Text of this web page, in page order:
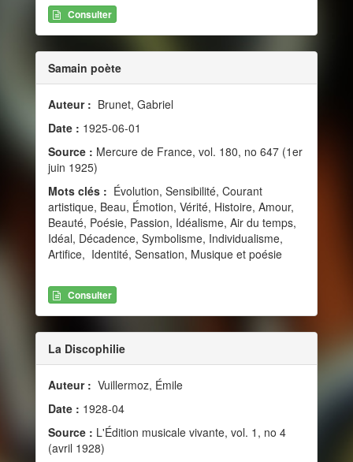
Consulter
Samain poète
Auteur : Brunet, Gabriel
Date : 1925-06-01
Source : Mercure de France, vol. 180, no 647 (1er
juin 1925)
Mots clés : Évolution, Sensibilité, Courant
artistique, Beau, Émotion, Vérité, Histoire, Amour,
Beauté, Poésie, Passion, Idéalisme, Air du temps,
Idéal, Décadence, Symbolisme, Individualisme,
Artifice, Identité, Sensation, Musique et poésie
Consulter
La Discophilie
Auteur : Vuillermoz, Émile
Date : 1928-04
Source : L'Édition musicale vivante, vol. 1, no 4
(avril 1928)